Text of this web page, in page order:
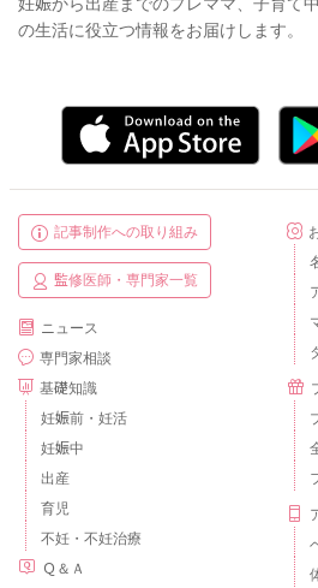
の生活に役立つ情報をお届けします。
記事制作への取り組み
監修医師・専門家一覧
ニュース
専門家相談
基礎知識
妊娠前・妊活
妊娠中
出産
育児
不妊・不妊治療
Ｑ＆Ａ